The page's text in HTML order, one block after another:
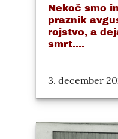
Nekoč smo
praznik
rojstvo, a
smrt....
3. december